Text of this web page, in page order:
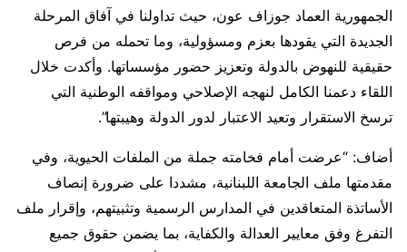
الجمهورية العماد جوزاف عون، حيث تداولنا في آفاق المرحلة
الجديدة التي يقودها بعزم ومسؤولية، وما تحمله من فرص
حقيقية للنهوض بالدولة وتعزيز حضور مؤسساتها. وأكدت خلال
اللقاء دعمنا الكامل لنهجه الإصلاحي ومواقفه الوطنية التي
ترسخ الاستقرار وتعيد الاعتبار لدور الدولة وهيبتها”.
أضاف: “عرضت أمام فخامته جملة من الملفات الحيوية، وفي
مقدمتها ملف الجامعة اللبنانية، مشددا على ضرورة إنصاف
الأساتذة المتعاقدين في المدارس الرسمية وتثبيتهم، وإقرار ملف
التفرغ وفق معايير العدالة والكفاية، بما يضمن حقوق جميع